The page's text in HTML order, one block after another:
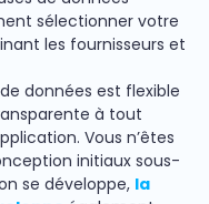
sélectionner votre
les fournisseurs et
données est flexible
à tout
Vous n’êtes
initiaux sous-
se développe, la